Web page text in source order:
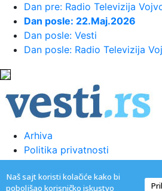
Naš sajt koristi kolačiće kako bi
poboljšao korisničko iskustvo
23:41:Može li ljetna
prerasti u ozbiljnu vezu?
23:36:U Minhenu
23:35:Otkriveni detalji
američki konzulat; Iza
Dan pre: Radio Televizija
Dan posle: 22.Maj.2026
Dan posle: Vesti
Dan posle: Radio Televizija
Arhiva
Politika privatnosti
Kontakt